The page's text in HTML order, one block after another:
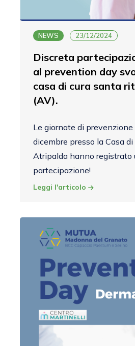
NEWS 23/12/2024
Discreta
al prevention day
casa di cura santa
(AV).
Le giornate di
dicembre presso la Casa di
Atripalda hanno registrato
partecipazione!
Leggi l'articolo